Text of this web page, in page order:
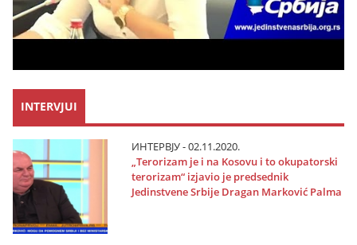
INTERVJUI
ИНТЕРВЈУ - 02.11.2020.
„Terorizam јe i na Kosovu i to okupatorski
terorizam“ izјavio јe predsednik
Јedinstvene Srbiјe Dragan Marković Palma